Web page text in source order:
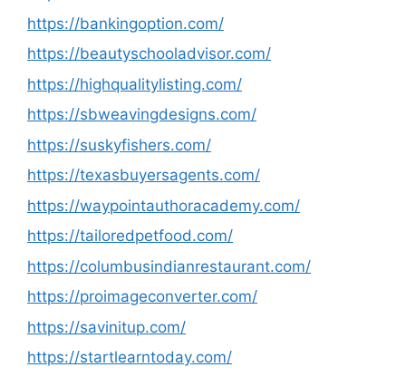
https://bankingoption.com/
https://beautyschooladvisor.com/
https://highqualitylisting.com/
https://sbweavingdesigns.com/
https://suskyfishers.com/
https://texasbuyersagents.com/
https://waypointauthoracademy.com/
https://tailoredpetfood.com/
https://columbusindianrestaurant.com/
https://proimageconverter.com/
https://savinitup.com/
https://startlearntoday.com/